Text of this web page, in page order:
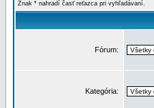
Znak * nahradí časť reťazca pri vyhľadávaní.
Fórum:
Kategória: